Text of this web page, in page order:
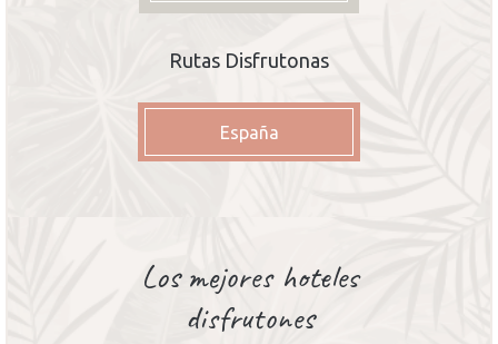
Rutas Disfrutonas
España
Los mejores hoteles
disfrutones